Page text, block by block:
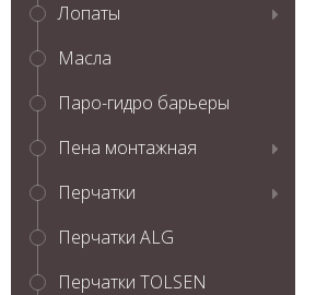
Лопаты
Масла
Паро-гидро барьеры
Пена монтажная
Перчатки
Перчатки ALG
Перчатки TOLSEN